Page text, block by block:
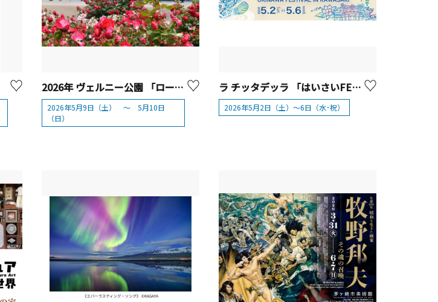
2026年 ヴェルニー公園 「ローズフェスタ」【横須賀市】
2026年5月9日（土） ～ 5月10日
（日）
ラ チッタデッラ 「はいさいFESTA 2026」【川崎市】
2026年5月2日（土）～6日（水･祝）